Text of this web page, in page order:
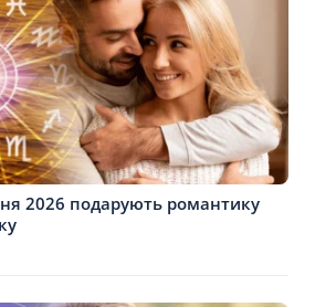
2026 подарують романтику